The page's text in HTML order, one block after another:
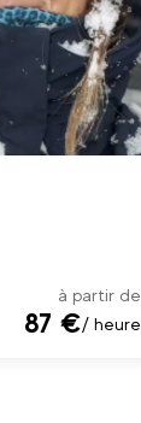
à partir de
87 €/ heure